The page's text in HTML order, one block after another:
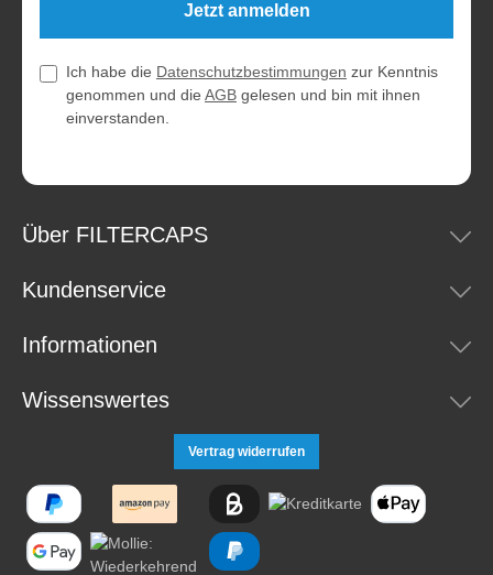
Jetzt anmelden
Ich habe die Datenschutzbestimmungen zur Kenntnis
genommen und die AGB gelesen und bin mit ihnen
einverstanden.
Über FILTERCAPS
Kundenservice
Informationen
Wissenswertes
Vertrag widerrufen